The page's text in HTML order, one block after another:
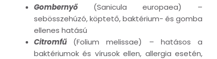
Gombernyő (Sanicula europaea) –
sebösszehúzó, köptető, baktérium- és gomba
ellenes hatású
Citromfű (Folium melissae) – hatásos a
baktériumok és vírusok ellen, allergia esetén,